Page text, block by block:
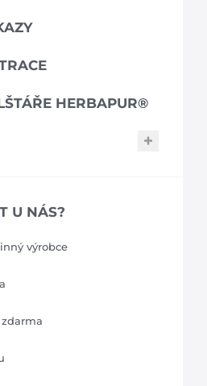
HERBAPUR®
U NÁS?
výrobce